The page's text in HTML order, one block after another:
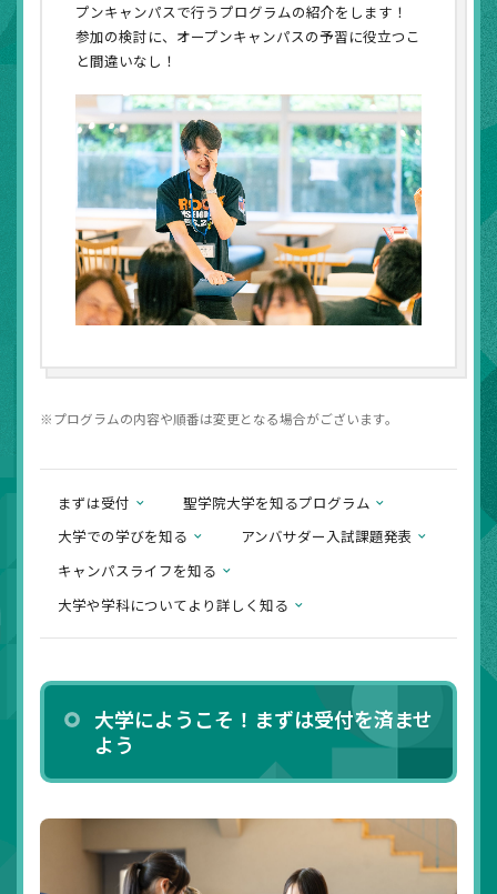
プンキャンパスで行うプログラムの紹介をします！
参加の検討に、オープンキャンパスの予習に役立つこ
と間違いなし！
プログラムの内容や順番は変更となる場合がございます。
まずは受付
聖学院大学を知るプログラム
大学での学びを知る
アンバサダー入試課題発表
キャンパスライフを知る
大学や学科についてより詳しく知る
大学にようこそ！まずは受付を済ませ
よう